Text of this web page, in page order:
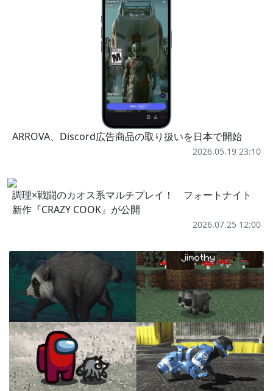
ARROVA、Discord広告商品の取り扱いを日本で開始
2026.05.19 23:10
調理×戦闘のカオス系マルチプレイ！ フォートナイト
新作『CRAZY COOK』が公開
2026.07.25 12:00